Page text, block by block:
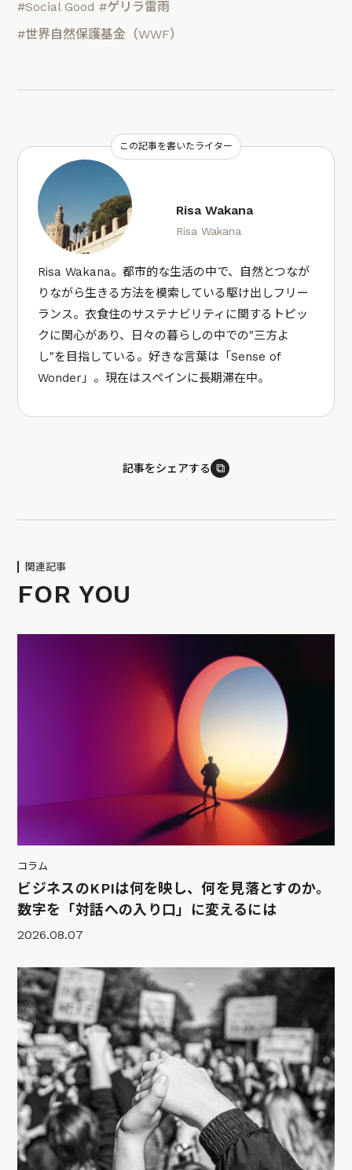
#Social Good #ゲリラ雷雨
#世界自然保護基金（WWF）
この記事を書いたライター
Risa Wakana
Risa Wakana
Risa Wakana。都市的な生活の中で、自然とつなが
りながら生きる方法を模索している駆け出しフリー
ランス。衣食住のサステナビリティに関するトピッ
クに関心があり、日々の暮らしの中での"三方よ
し"を目指している。好きな言葉は「Sense of
Wonder」。現在はスペインに長期滞在中。
記事をシェアする ⧉
関連記事
FOR YOU
コラム
ビジネスのKPIは何を映し、何を見落とすのか。
数字を「対話への入り口」に変えるには
2026.08.07